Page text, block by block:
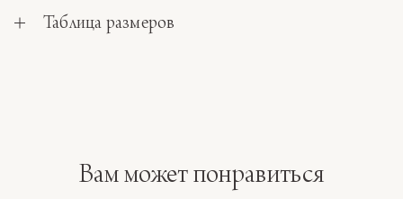
Таблица размеров
Вам может понравиться